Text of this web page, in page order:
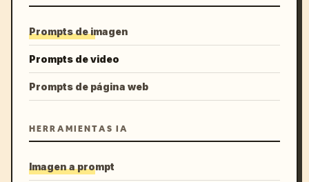
Prompts de imagen
Prompts de video
Prompts de página web
HERRAMIENTAS IA
Imagen a prompt